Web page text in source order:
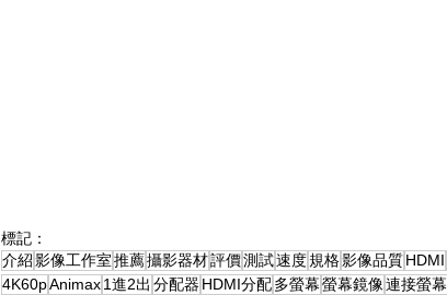
標記：
介紹影像工作室推薦攝影器材評價測試速度規格影像品質HDMI
4K60pAnimax1進2出 分配器 HDMI分配多螢幕螢幕鏡像連接螢幕